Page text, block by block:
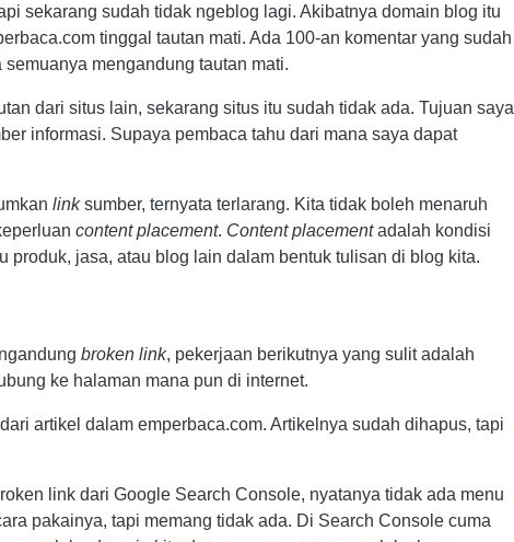
sekarang sudah tidak ngeblog lagi. Akibatnya domain blog itu
tinggal tautan mati. Ada 100-an komentar yang sudah
mengandung tautan mati.
dari situs lain, sekarang situs itu sudah tidak ada. Tujuan saya
informasi. Supaya pembaca tahu dari mana saya dapat
linksumber, ternyata terlarang. Kita tidak boleh menaruh
content placement. Content placementadalah kondisi
produk, jasa, atau blog lain dalam bentuk tulisan di blog kita.
broken link, pekerjaan berikutnya yang sulit adalah
ke halaman mana pun di internet.
artikel dalam emperbaca.com. Artikelnya sudah dihapus, tapi
link dari Google Search Console, nyatanya tidak ada menu
pakainya, tapi memang tidak ada. Di Search Console cuma